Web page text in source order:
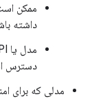
ممکن
داشته
دسترس
مدلی که برای